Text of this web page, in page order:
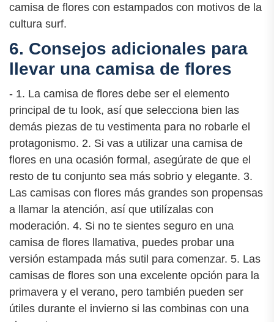
camisa de flores con estampados con motivos de la
cultura surf.
6. Consejos adicionales para
llevar una camisa de flores
- 1. La camisa de flores debe ser el elemento
principal de tu look, así que selecciona bien las
demás piezas de tu vestimenta para no robarle el
protagonismo. 2. Si vas a utilizar una camisa de
flores en una ocasión formal, asegúrate de que el
resto de tu conjunto sea más sobrio y elegante. 3.
Las camisas con flores más grandes son propensas
a llamar la atención, así que utilízalas con
moderación. 4. Si no te sientes seguro en una
camisa de flores llamativa, puedes probar una
versión estampada más sutil para comenzar. 5. Las
camisas de flores son una excelente opción para la
primavera y el verano, pero también pueden ser
útiles durante el invierno si las combinas con una